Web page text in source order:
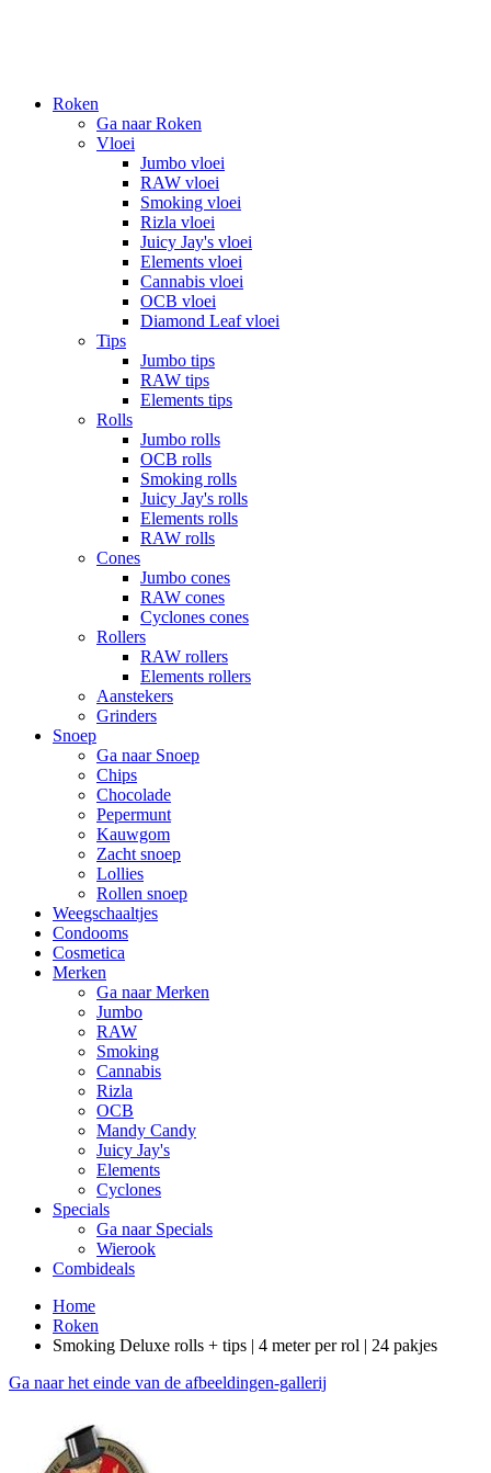
Roken
Ga naar Roken
Vloei
Jumbo vloei
RAW vloei
Smoking vloei
Rizla vloei
Juicy Jay's vloei
Elements vloei
Cannabis vloei
OCB vloei
Diamond Leaf vloei
Tips
Jumbo tips
RAW tips
Elements tips
Rolls
Jumbo rolls
OCB rolls
Smoking rolls
Juicy Jay's rolls
Elements rolls
RAW rolls
Cones
Jumbo cones
RAW cones
Cyclones cones
Rollers
RAW rollers
Elements rollers
Aanstekers
Grinders
Snoep
Ga naar Snoep
Chips
Chocolade
Pepermunt
Kauwgom
Zacht snoep
Lollies
Rollen snoep
Weegschaaltjes
Condooms
Cosmetica
Merken
Ga naar Merken
Jumbo
RAW
Smoking
Cannabis
Rizla
OCB
Mandy Candy
Juicy Jay's
Elements
Cyclones
Specials
Ga naar Specials
Wierook
Combideals
Home
Roken
Smoking Deluxe rolls + tips | 4 meter per rol | 24 pakjes
Ga naar het einde van de afbeeldingen-gallerij